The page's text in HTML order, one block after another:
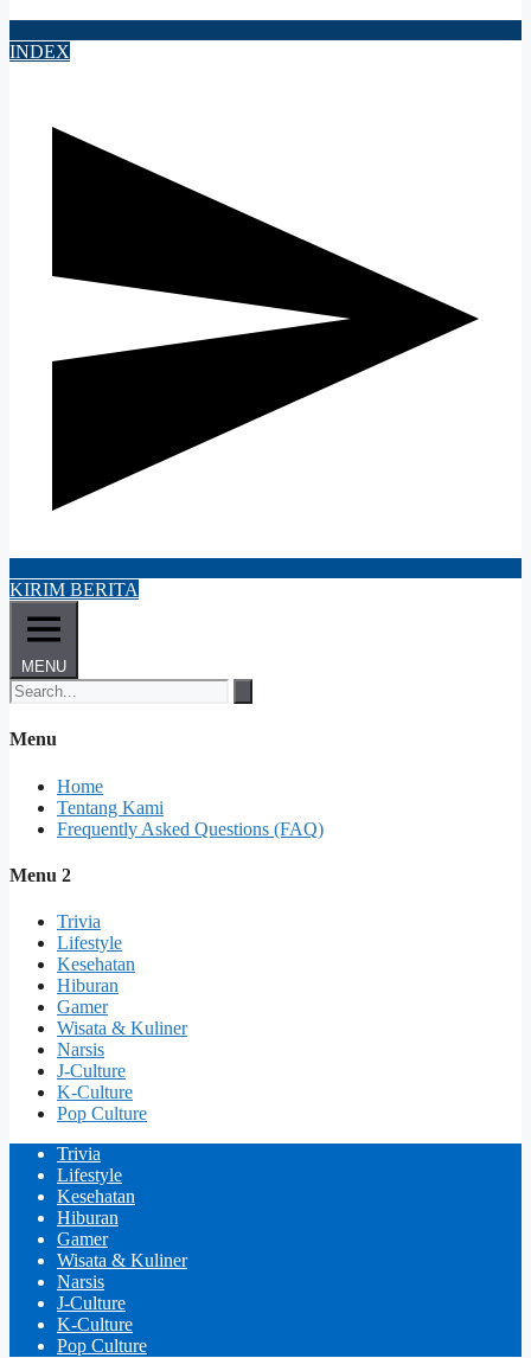
INDEX
KIRIM BERITA
MENU
Menu
Home
Tentang Kami
Frequently Asked Questions (FAQ)
Menu 2
Trivia
Lifestyle
Kesehatan
Hiburan
Gamer
Wisata & Kuliner
Narsis
J-Culture
K-Culture
Pop Culture
Trivia
Lifestyle
Kesehatan
Hiburan
Gamer
Wisata & Kuliner
Narsis
J-Culture
K-Culture
Pop Culture